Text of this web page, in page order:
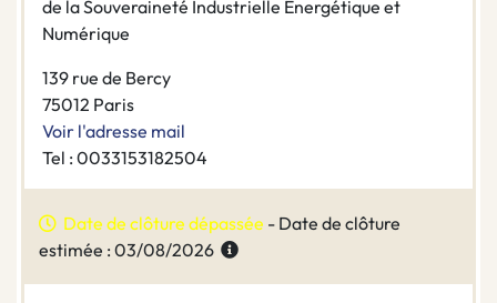
de la Souveraineté Industrielle Énergétique et
Numérique
139 rue de Bercy
75012 Paris
Voir l'adresse mail
Tel : 0033153182504
Date de clôture dépassée - Date de clôture
estimée : 03/08/2026